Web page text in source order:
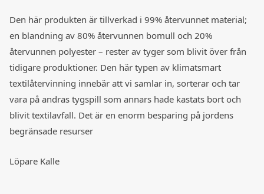
Den här produkten är tillverkad i 99% återvunnet material;
en blandning av 80% återvunnen bomull och 20%
återvunnen polyester – rester av tyger som blivit över från
tidigare produktioner. Den här typen av klimatsmart
textilåtervinning innebär att vi samlar in, sorterar och tar
vara på andras tygspill som annars hade kastats bort och
blivit textilavfall. Det är en enorm besparing på jordens
begränsade resurser
Löpare Kalle